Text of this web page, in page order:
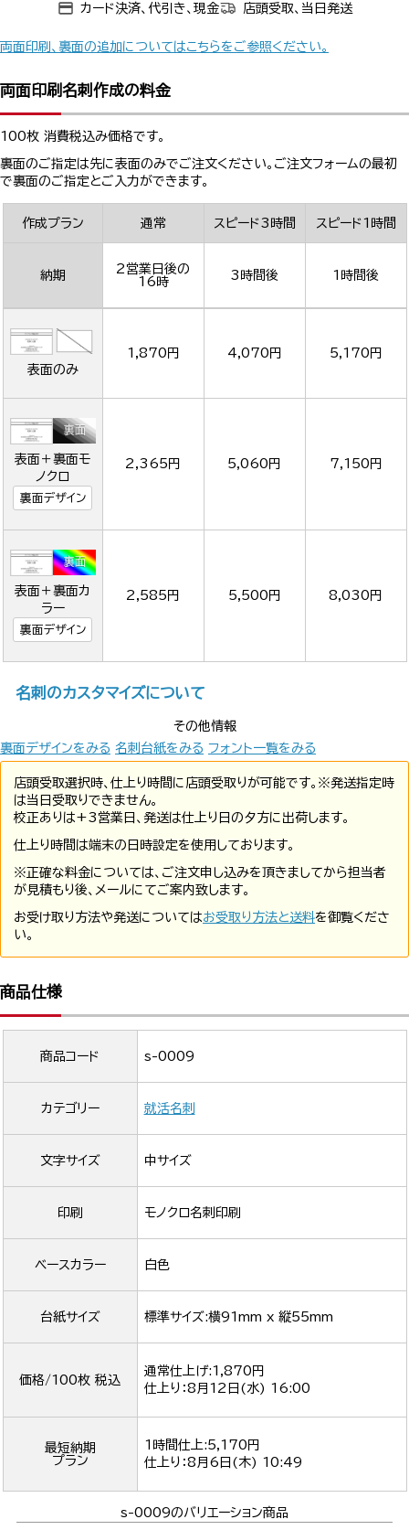
カード決済、代引き、現金 店頭受取、当日発送
両面印刷、裏面の追加についてはこちらをご参照ください。
両面印刷名刺作成の料金
100枚 消費税込み価格です。
裏面のご指定は先に表面のみでご注文ください。ご注文フォームの最初
で裏面のご指定とご入力ができます。
作成プラン 通常 スピード3時間 スピード1時間
納期
2営業日後の
16時
3時間後 1時間後
表面のみ
1,870円 4,070円 5,170円
表面＋裏面モ
ノクロ
裏面デザイン
2,365円 5,060円 7,150円
表面＋裏面カ
ラー
裏面デザイン
2,585円 5,500円 8,030円
名刺のカスタマイズについて
その他情報
裏面デザインをみる 名刺台紙をみる フォント一覧をみる
店頭受取選択時、仕上り時間に店頭受取りが可能です。※発送指定時
は当日受取りできません。
校正ありは+3営業日、発送は仕上り日の夕方に出荷します。
仕上り時間は端末の日時設定を使用しております。
※正確な料金については、ご注文申し込みを頂きましてから担当者
が見積もり後、メールにてご案内致します。
お受け取り方法や発送についてはお受取り方法と送料を御覧くださ
い。
商品仕様
商品コード s-0009
カテゴリー 就活名刺
文字サイズ 中サイズ
印刷 モノクロ名刺印刷
ベースカラー 白色
台紙サイズ 標準サイズ:横91mm x 縦55mm
価格/100枚 税込
通常仕上げ:1,870円
仕上り：8月12日(水) 16:00
最短納期
プラン
1時間仕上:5,170円
仕上り：8月6日(木) 10:49
s-0009のバリエーション商品